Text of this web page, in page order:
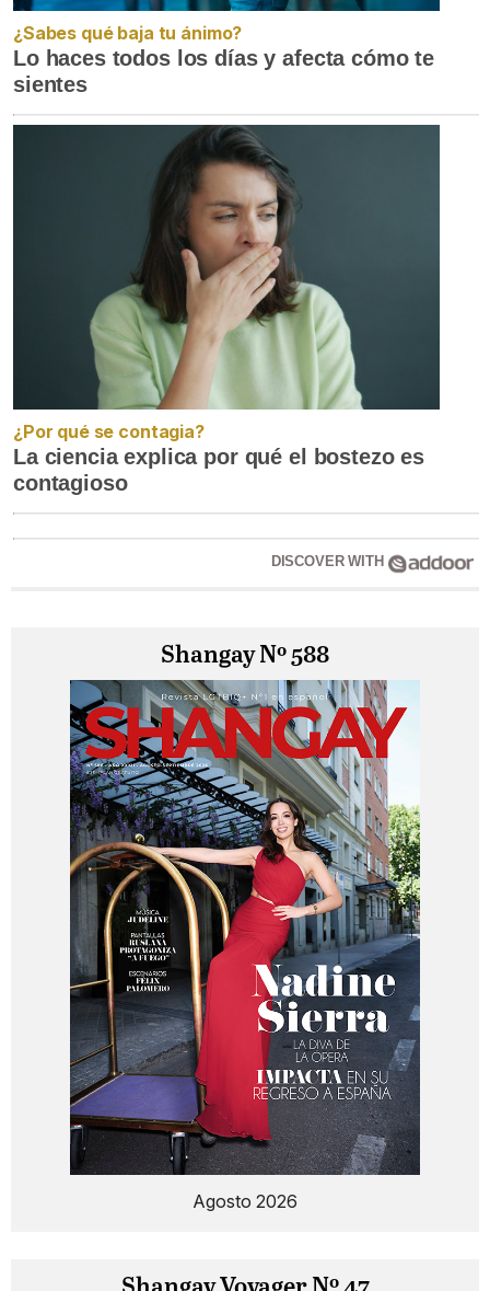
¿Sabes qué baja tu ánimo?
Lo haces todos los días y afecta cómo te
sientes
¿Por qué se contagia?
La ciencia explica por qué el bostezo es
contagioso
DISCOVER WITH
Shangay Nº 588
Agosto 2026